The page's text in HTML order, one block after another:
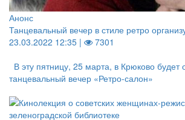
Анонс
Танцевальный вечер в стиле ретро
23.03.2022 12:35 |
7301
В эту пятницу, 25 марта, в Крюково будет
танцевальный вечер «Ретро-салон»